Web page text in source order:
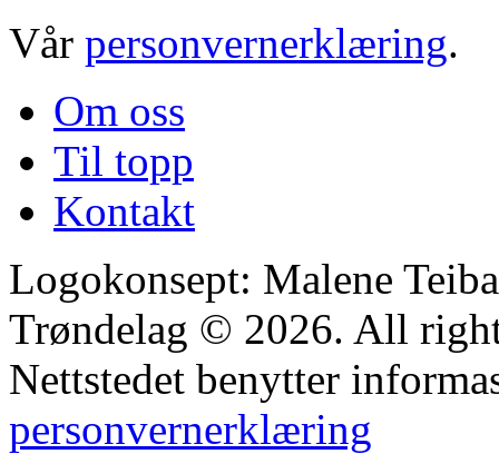
Vår personvernerklæring.
Om oss
Til topp
Kontakt
Logokonsept: Malene
Trøndelag © 2026. All
Nettstedet benytter
personvernerklæring